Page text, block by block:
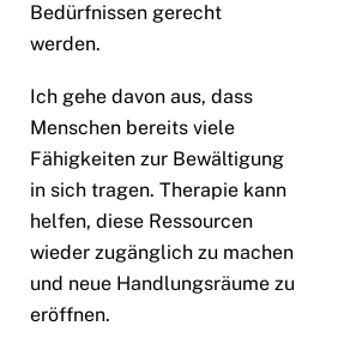
Bedürfnissen gerecht
werden.
Ich gehe davon aus, dass
Menschen bereits viele
Fähigkeiten zur Bewältigung
in sich tragen. Therapie kann
helfen, diese Ressourcen
wieder zugänglich zu machen
und neue Handlungsräume zu
eröffnen.